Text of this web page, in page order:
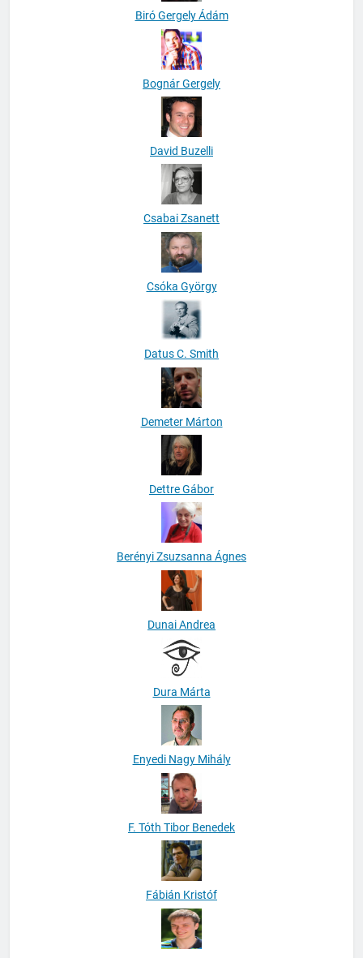
Biró Gergely Ádám
Bognár Gergely
David Buzelli
Csabai Zsanett
Csóka György
Datus C. Smith
Demeter Márton
Dettre Gábor
Berényi Zsuzsanna Ágnes
Dunai Andrea
Dura Márta
Enyedi Nagy Mihály
F. Tóth Tibor Benedek
Fábián Kristóf